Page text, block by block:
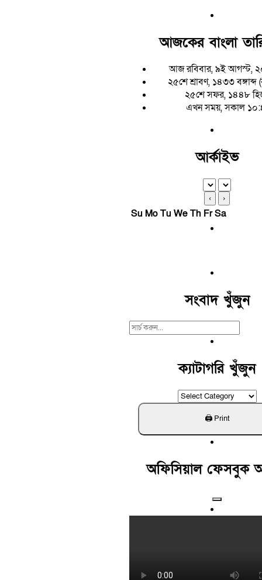
আজকের বাংলা
আজ রবিবার, ৯ই আগস্ট,
২৫শে শ্রাবণ, ১৪৩৩ বঙ্গাব্দ
২৫শে সফর, ১৪৪৮
এখন সময়, সকাল
আর্কাইভ
‹ ›
Su MoTu WeTh FrSa
সংবাদ খুঁজুন
Search
ক্যাটাগরি খুঁজুন
ক্যাটাগরি
খুঁজুন
অফিসিয়াল ফেসবুক